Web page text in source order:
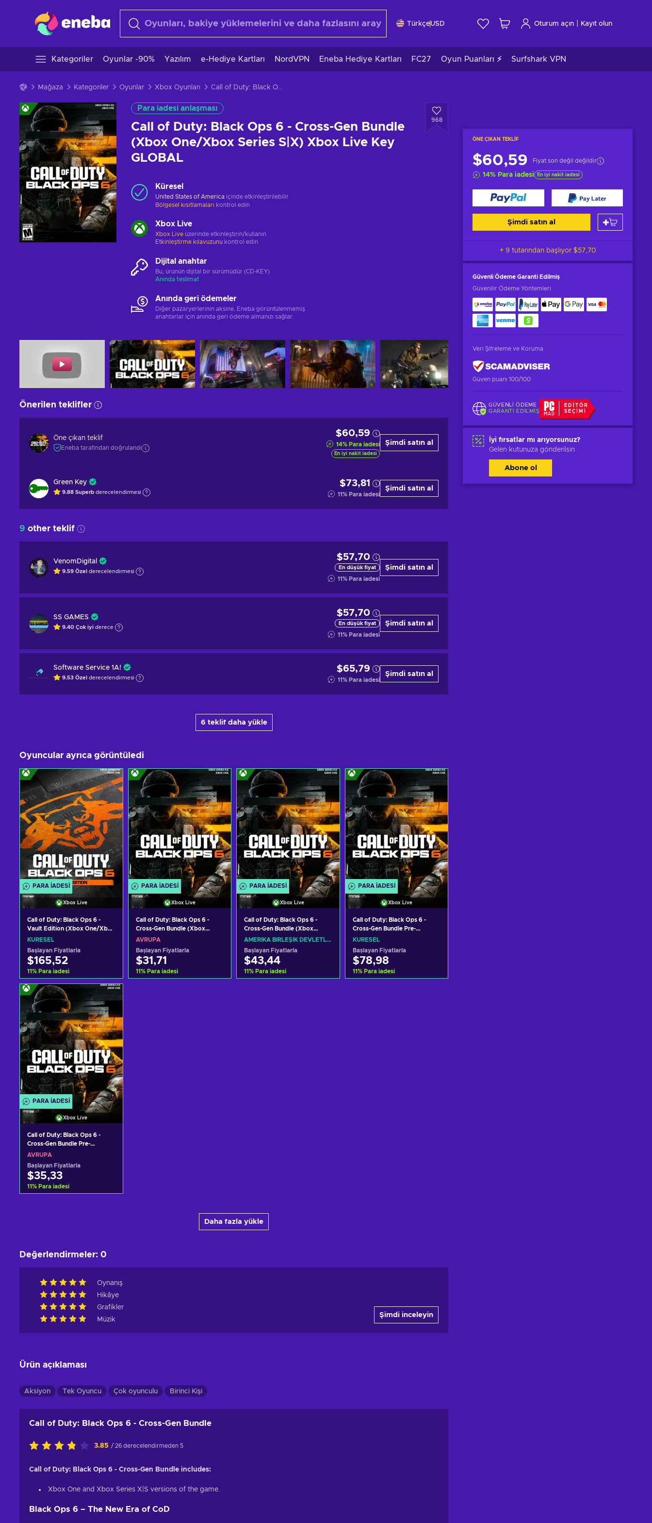
TürkçeUSD Oturum açın Kayıt olun
Kategoriler Oyunlar -90% Yazılım e-Hediye Kartları NordVPN Eneba Hediye Kartları FC27 Oyun Puanları ⚡ Surfshark VPN
Mağaza Kategoriler Oyunlar Xbox Oyunları Call of Duty: Black Ops 6 - Cross-Gen Bundle (Xbox One/Xbox Series S|X) Xbox Live Key GLOBAL
Para iadesi anlaşması
Call of Duty: Black Ops 6 - Cross-Gen Bundle
(Xbox One/Xbox Series S|X) Xbox Live Key
GLOBAL
968
ÖNE ÇIKAN TEKLIF
$60,59 Fiyat son değil değildir
14% Para iadesi En iyi nakit iadesi
Şimdi satın al
+ 9 tutarından başlıyor $57,70
Güvenli Ödeme Garanti Edilmiş
Güvenilir Ödeme Yöntemleri
Veri Şifreleme ve Koruma
Güven puanı 100/100
GÜVENLI ÖDEME
GARANTI EDILMIŞ
EDITÖR
SEÇIMI
İyi fırsatlar mı arıyorsunuz?
Gelen kutunuza gönderilsin
Abone ol
Küresel
United States of America içinde etkinleştirilebilir
Bölgesel kısıtlamaları kontrol edin
Xbox Live
Xbox Live üzerinde etkinleştirin/kullanın
Etkinleştirme kılavuzunu kontrol edin
Dijital anahtar
Bu, ürünün dijital bir sürümüdür (CD-KEY)
Anında teslimat
Anında geri ödemeler
Diğer pazaryerlerinin aksine, Eneba görüntülenmemiş
anahtarlar için anında geri ödeme almanızı sağlar.
Önerilen teklifler
Öne çıkan teklif
Eneba tarafından doğrulandı
$60,59
14% Para iadesi
En iyi nakit iadesi
Şimdi satın al
Green Key
9.88 Superb derecelendirmesi
$73,81
11% Para iadesi
Şimdi satın al
9 other teklif
VenomDigital
9.59 Özel derecelendirmesi
$57,70
En düşük fiyat
11% Para iadesi
Şimdi satın al
SS GAMES
9.40 Çok iyi derece
$57,70
En düşük fiyat
11% Para iadesi
Şimdi satın al
Software Service 1A!
9.53 Özel derecelendirmesi
$65,79
11% Para iadesi
Şimdi satın al
6 teklif daha yükle
Oyuncular ayrıca görüntüledi
PARA IADESI
Xbox Live
Call of Duty: Black Ops 6 -
Vault Edition (Xbox One/Xbox
Series S|X) Xbox Live Key
KÜRESEL
Başlayan Fiyatlarla
$165,52
11% Para iadesi
Sepete ekle
Teklifleri görüntüle
PARA IADESI
Xbox Live
Call of Duty: Black Ops 6 -
Cross-Gen Bundle (Xbox
One/Xbox Series S|X) Xbox
AVRUPA
Başlayan Fiyatlarla
$31,71
11% Para iadesi
PARA IADESI
Xbox Live
Call of Duty: Black Ops 6 -
Cross-Gen Bundle (Xbox
One/Xbox Series S|X) Xbox AMERIKA BIRLEŞIK DEVLETLERI
Başlayan Fiyatlarla
$43,44
11% Para iadesi
PARA IADESI
Xbox Live
Call of Duty: Black Ops 6 -
Cross-Gen Bundle Pre-
purchase (Xbox One/Xbox
GLOBAL
KÜRESEL
Başlayan Fiyatlarla
$78,98
11% Para iadesi
PARA IADESI
Xbox Live
Call of Duty: Black Ops 6 -
Cross-Gen Bundle Pre-
purchase (Xbox One/Xbox
EUROPE
AVRUPA
Başlayan Fiyatlarla
$35,33
11% Para iadesi
Daha fazla yükle
Değerlendirmeler: 0
Oynanış
Hikâye
Grafikler
Müzik
Şimdi inceleyin
Ürün açıklaması
Aksiyon Tek Oyuncu Çok oyunculu Birinci Kişi
Call of Duty: Black Ops 6 - Cross-Gen Bundle
3.85 / 26 derecelendirmeden 5
Call of Duty: Black Ops 6 - Cross-Gen Bundle includes:
Xbox One and Xbox Series X|S versions of the game.
Black Ops 6 – The New Era of CoD